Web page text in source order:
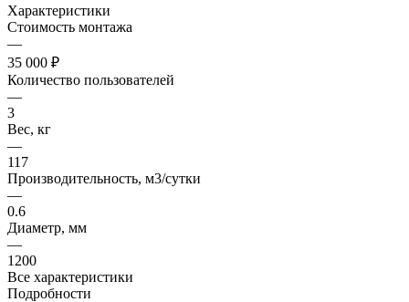
Характеристики
Стоимость монтажа
—
35 000 ₽
Количество пользователей
—
3
Вес, кг
—
117
Производительность, м3/сутки
—
0.6
Диаметр, мм
—
1200
Все характеристики
Подробности